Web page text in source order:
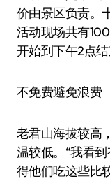
价由景区负责。
活动现场共有
开始到下午2点结
不免费避免浪费
老君山海拔较高
温较低。“我看
得他们吃这些比